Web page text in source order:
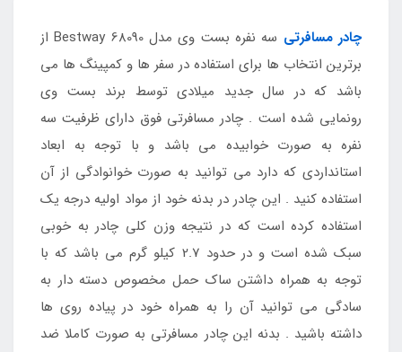
چادر مسافرتی
سه نفره بست وی مدل Bestway 68090 از
برترین انتخاب ها برای استفاده در سفر ها و کمپینگ ها می
باشد که در سال جدید میلادی توسط برند بست وی
رونمایی شده است . چادر مسافرتی فوق دارای ظرفیت سه
نفره به صورت خوابیده می باشد و با توجه به ابعاد
استانداردی که دارد می توانید به صورت خوانوادگی از آن
استفاده کنید . این چادر در بدنه خود از مواد اولیه درجه یک
استفاده کرده است که در نتیجه وزن کلی چادر به خوبی
سبک شده است و در حدود 2.7 کیلو گرم می باشد که با
توجه به همراه داشتن ساک حمل مخصوص دسته دار به
سادگی می توانید آن را به همراه خود در پیاده روی ها
داشته باشید . بدنه این چادر مسافرتی به صورت کاملا ضد